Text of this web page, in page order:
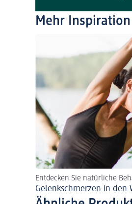
Mehr
Entdecken Sie natürliche
Gelenkschmerzen in den